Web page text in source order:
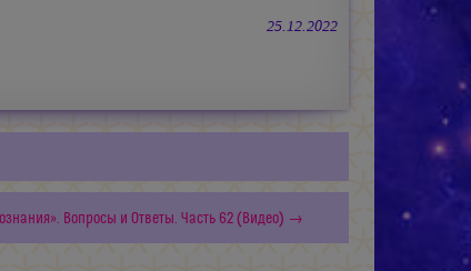
25.12.2022
Вопросы и Ответы. Часть 62 (Видео) →